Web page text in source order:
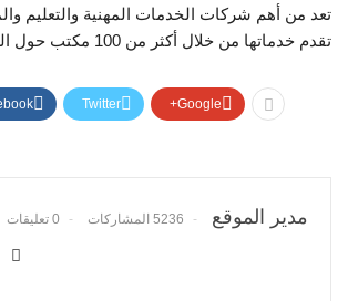
تعد من أهم شركات الخدمات المهنية والتعليم
تقدم خدماتها من خلال أكثر من 100 مكتب حول العالم.
Twitter Google+
مدير الموقع 5236 المشاركات 0 تعليقات